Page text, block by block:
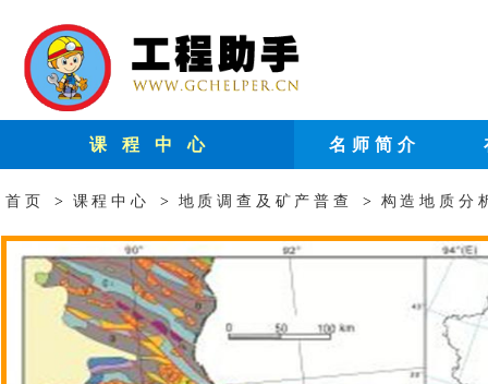
课 程 中 心 名师简介
首页 > 课程中心 > 地质调查及矿产普查 > 构造地质分